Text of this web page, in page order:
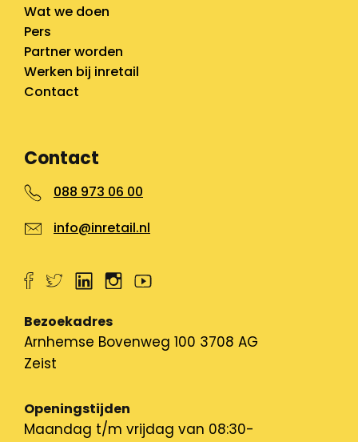
Wat we doen
Pers
Partner worden
Werken bij inretail
Contact
Contact
088 973 06 00
info@inretail.nl
Bezoekadres
Arnhemse Bovenweg 100 3708 AG
Zeist
Openingstijden
Maandag t/m vrijdag van 08:30-